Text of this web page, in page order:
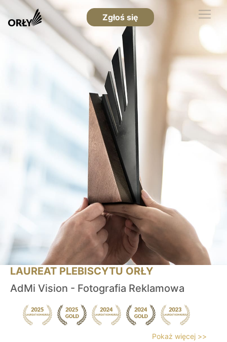
Zgłoś się
LAUREAT PLEBISCYTU ORŁY
AdMi Vision - Fotografia Reklamowa
Pokaż więcej >>